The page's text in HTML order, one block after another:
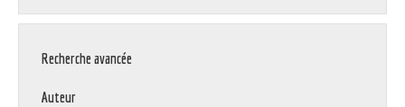
Recherche avancée
Auteur